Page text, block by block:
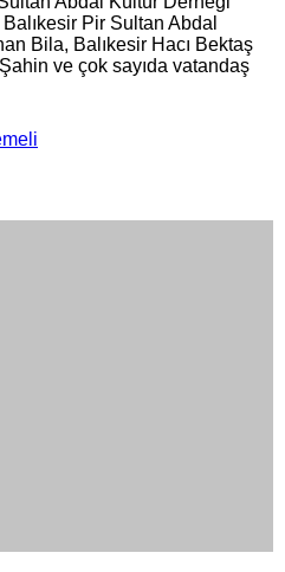
Pir Sultan Abdal
Bila, Balıkesir Hacı Bektaş
ve çok sayıda vatandaş